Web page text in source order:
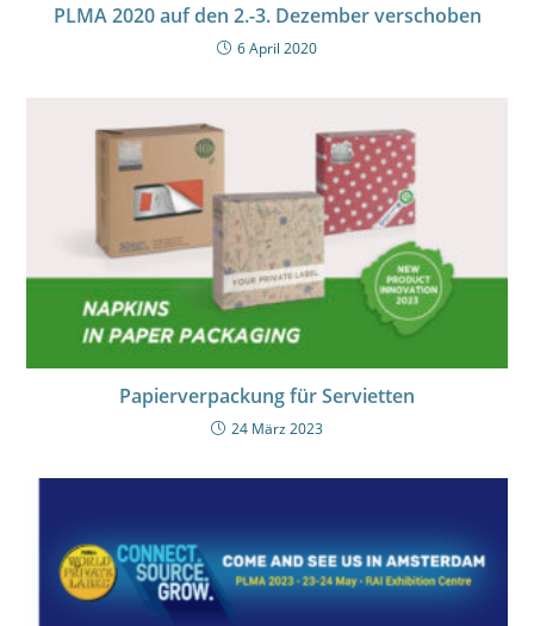
PLMA 2020 auf den 2.-3. Dezember verschoben
6 April 2020
Papierverpackung für Servietten
24 März 2023